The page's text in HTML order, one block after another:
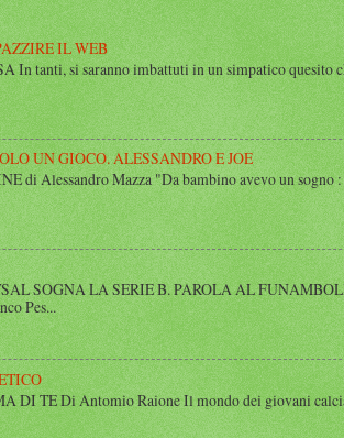
IL WEB
In tanti, si saranno imbattuti in un simpatico quesito
UN GIOCO. ALESSANDRO E JOE
di Alessandro Mazza "Da bambino avevo un sogno :
SOGNA LA SERIE B. PAROLA AL
Pes...
DI TE Di Antomio Raione Il mondo dei giovani